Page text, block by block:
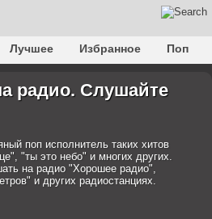
Лучшее Избранное
Поп
Транс Дип-хаус
Фолк
радио. Слушайте
поп исполнитель таких хитов
"ты это небо" и многих других.
на радио "Хорошее радио",
и других радиостанциях.